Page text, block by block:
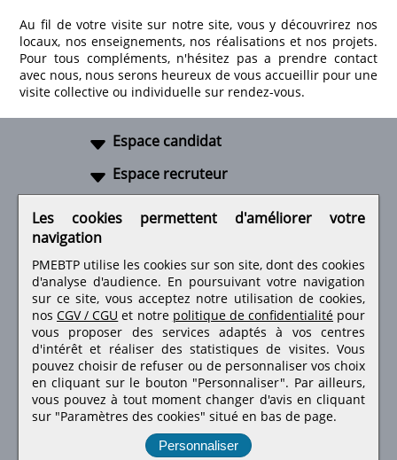
Au fil de votre visite sur notre site, vous y découvrirez nos
locaux, nos enseignements, nos réalisations et nos projets.
Pour tous compléments, n'hésitez pas a prendre contact
avec nous, nous serons heureux de vous accueillir pour une
visite collective ou individuelle sur rendez-vous.
Espace candidat
Espace recruteur
Retrouvez-nous sur les réseaux sociaux
Les cookies permettent d'améliorer votre
navigation
PMEBTP utilise les cookies sur son site, dont des cookies
d'analyse d'audience. En poursuivant votre navigation
sur ce site, vous acceptez notre utilisation de cookies,
nos CGV / CGU et notre politique de confidentialité pour
vous proposer des services adaptés à vos centres
d'intérêt et réaliser des statistiques de visites.Vous
pouvez choisir de refuser ou de personnaliser vos choix
en cliquant sur le bouton "Personnaliser". Par ailleurs,
vous pouvez à tout moment changer d'avis en cliquant
sur "Paramètres des cookies" situé en bas de page.
Personnaliser